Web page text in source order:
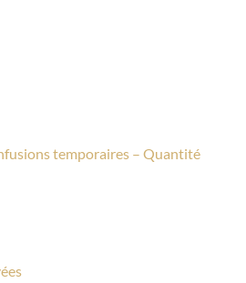
temporaires – Quantité